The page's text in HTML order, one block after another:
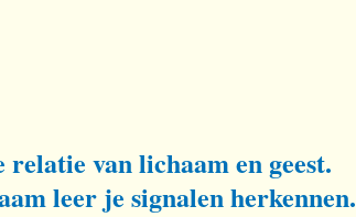
van lichaam en geest.
leer je signalen herkennen.